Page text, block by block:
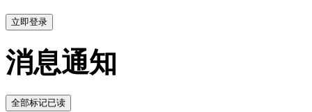
立即登录
消息通知
全部标记已读